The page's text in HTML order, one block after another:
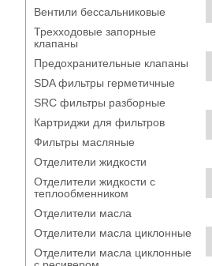
Вентили бессальниковые
Трехходовые запорные
клапаны
Предохранительные клапаны
SDA фильтры герметичные
SRC фильтры разборные
Картриджи для фильтров
Фильтры масляные
Отделители жидкости
Отделители жидкости с
теплообменником
Отделители масла
Отделители масла циклонные
Отделители масла циклонные